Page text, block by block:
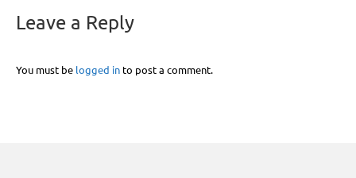
Leave a Reply
You must be logged in to post a comment.